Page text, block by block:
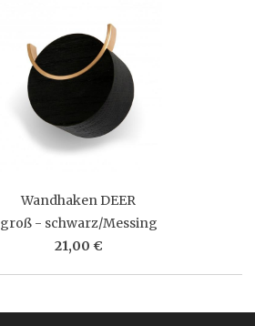
Wandhaken DEER
groß - schwarz/Messing
21,00 €